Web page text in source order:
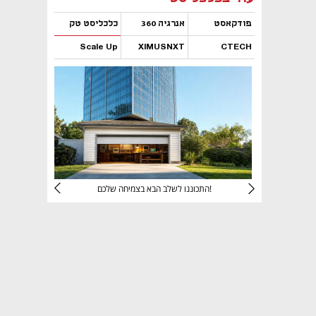
פודקאסט אנרגיה 360 כלכליסט טק
CTECH
XIMUSNXT
Scale Up
נפתח בכרטיסייה חדשה
התכוננו לשלב הבא בצמיחה שלכם!
נפתח בכרטיסייה חדשה